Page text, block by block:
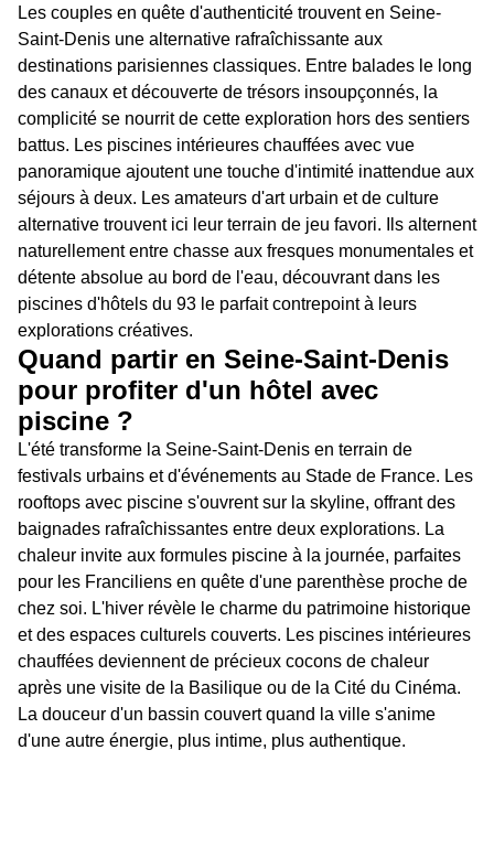
Les couples en quête d'authenticité trouvent en Seine-
Saint-Denis une alternative rafraîchissante aux
destinations parisiennes classiques. Entre balades le long
des canaux et découverte de trésors insoupçonnés, la
complicité se nourrit de cette exploration hors des sentiers
battus. Les piscines intérieures chauffées avec vue
panoramique ajoutent une touche d'intimité inattendue aux
séjours à deux. Les amateurs d'art urbain et de culture
alternative trouvent ici leur terrain de jeu favori. Ils alternent
naturellement entre chasse aux fresques monumentales et
détente absolue au bord de l'eau, découvrant dans les
piscines d'hôtels du 93 le parfait contrepoint à leurs
explorations créatives.
Quand partir en Seine-Saint-Denis
pour profiter d'un hôtel avec
piscine ?
L'été transforme la Seine-Saint-Denis en terrain de
festivals urbains et d'événements au Stade de France. Les
rooftops avec piscine s'ouvrent sur la skyline, offrant des
baignades rafraîchissantes entre deux explorations. La
chaleur invite aux formules piscine à la journée, parfaites
pour les Franciliens en quête d'une parenthèse proche de
chez soi. L'hiver révèle le charme du patrimoine historique
et des espaces culturels couverts. Les piscines intérieures
chauffées deviennent de précieux cocons de chaleur
après une visite de la Basilique ou de la Cité du Cinéma.
La douceur d'un bassin couvert quand la ville s'anime
d'une autre énergie, plus intime, plus authentique.